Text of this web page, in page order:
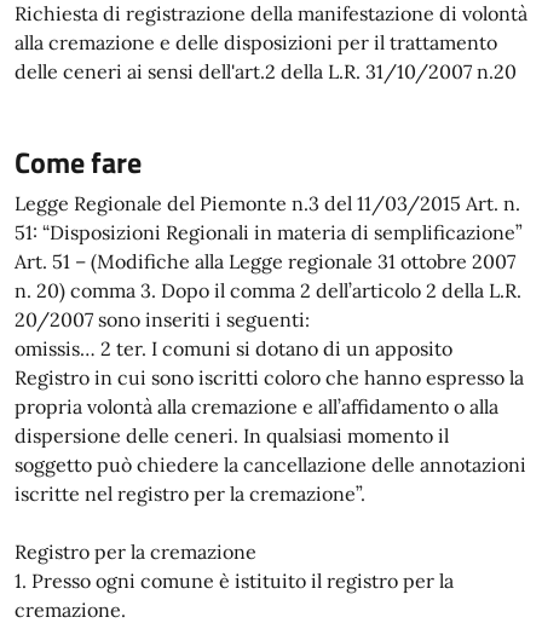
Richiesta di registrazione della manifestazione di volontà
alla cremazione e delle disposizioni per il trattamento
delle ceneri ai sensi dell'art.2 della L.R. 31/10/2007 n.20
Come fare
Legge Regionale del Piemonte n.3 del 11/03/2015 Art. n.
51: “Disposizioni Regionali in materia di semplificazione”
Art. 51 – (Modifiche alla Legge regionale 31 ottobre 2007
n. 20) comma 3. Dopo il comma 2 dell’articolo 2 della L.R.
20/2007 sono inseriti i seguenti:
omissis… 2 ter. I comuni si dotano di un apposito
Registro in cui sono iscritti coloro che hanno espresso la
propria volontà alla cremazione e all’affidamento o alla
dispersione delle ceneri. In qualsiasi momento il
soggetto può chiedere la cancellazione delle annotazioni
iscritte nel registro per la cremazione”.
Registro per la cremazione
1. Presso ogni comune è istituito il registro per la
cremazione.